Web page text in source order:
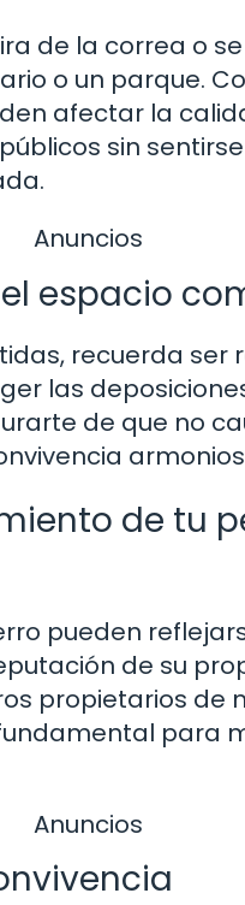
de la correa o
o un parque.
afectar la
sin
Anuncios
espacio
recuerda ser
las
de que no
de tu
pueden
de su
propietarios de
para
Anuncios